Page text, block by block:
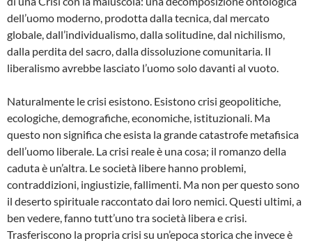
dell’uomo moderno, prodotta dalla tecnica, dal mercato
globale, dall’individualismo, dalla solitudine, dal nichilismo,
dalla perdita del sacro, dalla dissoluzione comunitaria. Il
liberalismo avrebbe lasciato l’uomo solo davanti al vuoto.
Naturalmente le crisi esistono. Esistono crisi geopolitiche,
ecologiche, demografiche, economiche, istituzionali. Ma
questo non significa che esista la grande catastrofe metafisica
dell’uomo liberale. La crisi reale è una cosa; il romanzo della
caduta è un’altra. Le società libere hanno problemi,
contraddizioni, ingiustizie, fallimenti. Ma non per questo sono
il deserto spirituale raccontato dai loro nemici. Questi ultimi, a
ben vedere, fanno tutt’uno tra società libera e crisi.
Trasferiscono la propria crisi su un’epoca storica che invece è